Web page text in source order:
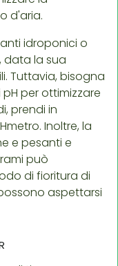
d'aria.
idroponici o
data la sua
Tuttavia, bisogna
per ottimizzare
prendi in
Inoltre, la
e pesanti e
può
di fioritura di
aspettarsi